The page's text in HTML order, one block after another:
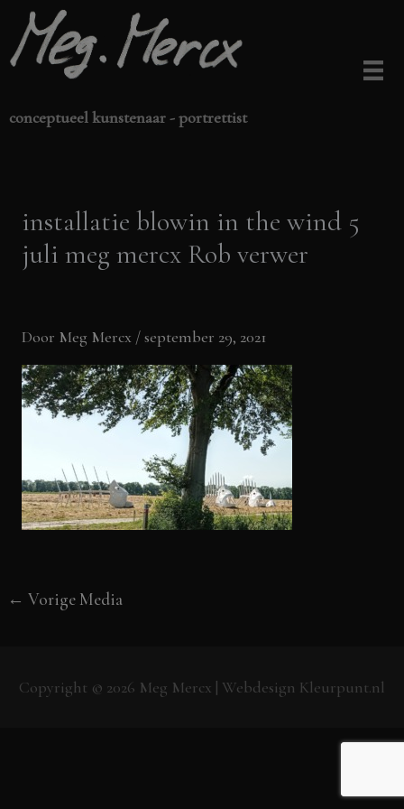
naar
de
conceptueel kunstenaar - portrettist
installatie blowin in the wind 5
juli meg mercx Rob verwer
Door Meg Mercx /september 29, 2021
← Vorige Media
Copyright © 2026 Meg Mercx | Webdesign Kleurpunt.nl